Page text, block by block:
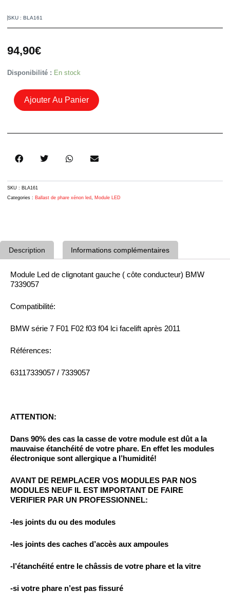
SKU : BLA161
94,90€
Disponibilité : En stock
Quantité
Module
Led
Clignotant
F01/f02
Ajouter Au Panier
SKU : BLA161
Categories : Ballast de phare xénon led, Module LED
Description Informations complémentaires
Module Led de clignotant gauche ( côte conducteur) BMW
7339057
Compatibilité:
BMW série 7 F01 F02 f03 f04 lci facelift après 2011
Références:
63117339057 / 7339057
ATTENTION:
Dans 90% des cas la casse de votre module est dût a la
mauvaise étanchéité de votre phare. En effet les modules
électronique sont allergique a l’humidité!
AVANT DE REMPLACER VOS MODULES PAR NOS
MODULES NEUF IL EST IMPORTANT DE FAIRE
VERIFIER PAR UN PROFESSIONNEL:
-les joints du ou des modules
-les joints des caches d’accès aux ampoules
-l’étanchéité entre le châssis de votre phare et la vitre
-si votre phare n’est pas fissuré